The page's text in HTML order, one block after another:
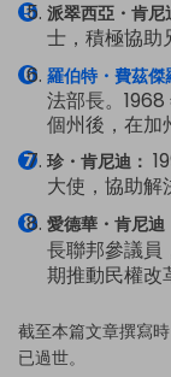
派翠西亞・肯尼
士，積極協助
羅伯特・費茲傑
法部長。
個州後，在加
珍・肯尼迪：
大使，協助解
愛德華・肯尼迪
長聯邦參議員
期推動民權改
截至本篇文章撰寫
已過世。